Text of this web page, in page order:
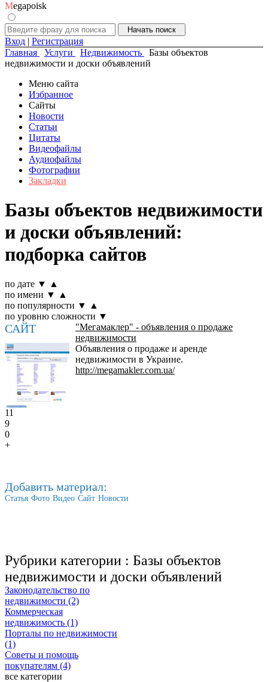
Megapoisk
Вход | Регистрация
Главная
Услуги Недвижимость
Базы объектов
недвижимости и доски объявлений
Меню сайта
Избранное
Сайты
Новости
Статьи
Цитаты
Видеофайлы
Аудиофайлы
Фотографии
Закладки
Базы объектов недвижимости
и доски объявлений:
подборка сайтов
по дате ▼
▲
по имени ▼
▲
по популярности ▼
▲
по уровню сложности ▼
САЙТ
"Мегамаклер" - объявления о продаже
недвижимости
Объявления о продаже и аренде
недвижимости в Украине.
http://megamakler.com.ua/
11
9
0
+
Добавить материал:
Статья Фото Видео Сайт Новости
Рубрики категории : Базы объектов
недвижимости и доски объявлений
Законодательство по
недвижимости (2)
Коммерческая
недвижимость (1)
Порталы по недвижимости
(1)
Советы и помощь
покупателям (4)
все категории